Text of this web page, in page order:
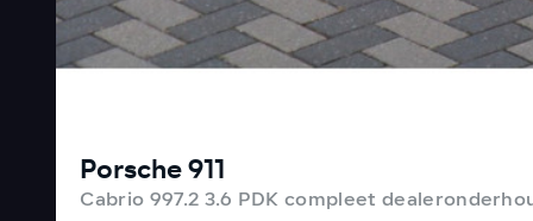
Porsche 911
Cabrio 997.2 3.6 PDK compleet